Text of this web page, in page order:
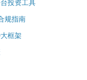
投资工具
规指南
框架